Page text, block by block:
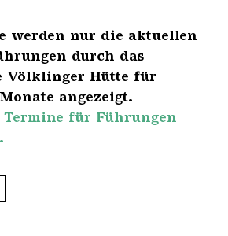
werden nur die aktuellen
durch das
Völklinger Hütte für
angezeigt.
Termine für Führungen